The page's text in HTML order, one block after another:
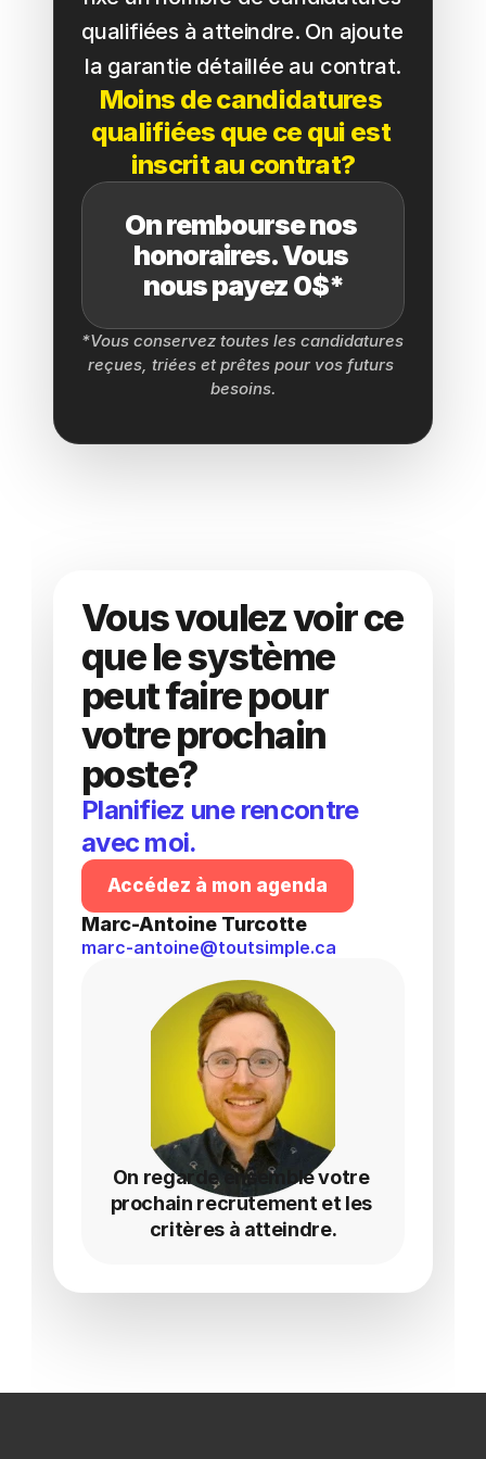
qualifiées à atteindre. On ajoute
la garantie détaillée au contrat.
Moins de candidatures
qualifiées que ce qui est
inscrit au contrat?
On rembourse nos
honoraires. Vous
nous payez 0$*
*Vous conservez toutes les candidatures
reçues, triées et prêtes pour vos futurs
besoins.
Vous voulez voir ce
que le système
peut faire pour
votre prochain
poste?
Planifiez une rencontre
avec moi.
Accédez à mon agenda
Marc-Antoine Turcotte
marc-antoine@toutsimple.ca
On regarde ensemble votre
prochain recrutement et les
critères à atteindre.